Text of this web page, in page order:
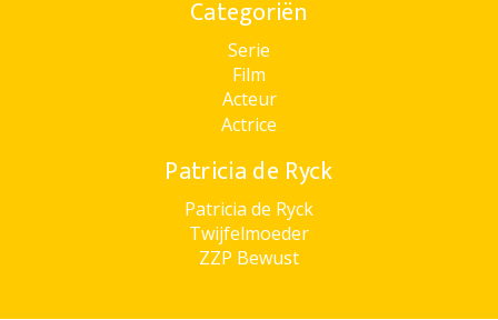
Categoriën
Serie
Film
Acteur
Actrice
Patricia de Ryck
Patricia de Ryck
Twijfelmoeder
ZZP Bewust